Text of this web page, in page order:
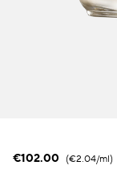
€102.00 €2.04/ml